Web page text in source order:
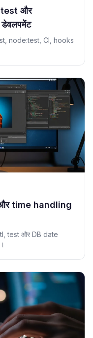
और
node:test, CI, hooks
time handling
test और DB date